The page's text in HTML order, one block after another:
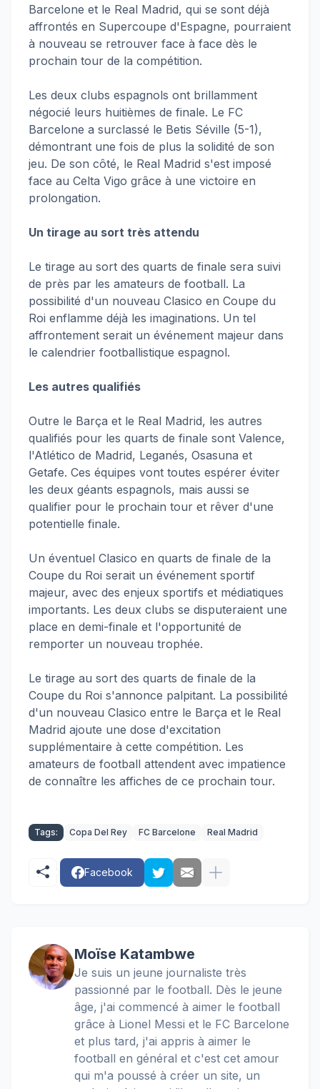
Barcelone et le Real Madrid, qui se sont déjà
affrontés en Supercoupe d'Espagne, pourraient
à nouveau se retrouver face à face dès le
prochain tour de la compétition.
Les deux clubs espagnols ont brillamment
négocié leurs huitièmes de finale. Le FC
Barcelone a surclassé le Betis Séville (5-1),
démontrant une fois de plus la solidité de son
jeu. De son côté, le Real Madrid s'est imposé
face au Celta Vigo grâce à une victoire en
prolongation.
Un tirage au sort très attendu
Le tirage au sort des quarts de finale sera suivi
de près par les amateurs de football. La
possibilité d'un nouveau Clasico en Coupe du
Roi enflamme déjà les imaginations. Un tel
affrontement serait un événement majeur dans
le calendrier footballistique espagnol.
Les autres qualifiés
Outre le Barça et le Real Madrid, les autres
qualifiés pour les quarts de finale sont Valence,
l'Atlético de Madrid, Leganés, Osasuna et
Getafe. Ces équipes vont toutes espérer éviter
les deux géants espagnols, mais aussi se
qualifier pour le prochain tour et rêver d'une
potentielle finale.
Un éventuel Clasico en quarts de finale de la
Coupe du Roi serait un événement sportif
majeur, avec des enjeux sportifs et médiatiques
importants. Les deux clubs se disputeraient une
place en demi-finale et l'opportunité de
remporter un nouveau trophée.
Le tirage au sort des quarts de finale de la
Coupe du Roi s'annonce palpitant. La possibilité
d'un nouveau Clasico entre le Barça et le Real
Madrid ajoute une dose d'excitation
supplémentaire à cette compétition. Les
amateurs de football attendent avec impatience
de connaître les affiches de ce prochain tour.
Tags: Copa Del Rey FC Barcelone Real Madrid
Facebook
Moïse Katambwe
Je suis un jeune journaliste très
passionné par le football. Dès le jeune
âge, j'ai commencé à aimer le football
grâce à Lionel Messi et le FC Barcelone
et plus tard, j'ai appris à aimer le
football en général et c'est cet amour
qui m'a poussé à créer un site, un